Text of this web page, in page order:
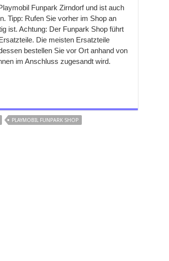
Funpark Zirndorf und ist auch
Tipp: Rufen Sie vorher im Shop an
ist. Achtung: Der Funpark Shop führt
Die meisten Ersatzteile
bestellen Sie vor Ort anhand von
im Anschluss zugesandt wird.
PLAYMOBIL FUNPARK SHOP